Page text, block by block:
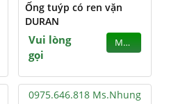
Ống tuýp có ren vặn
DURAN
Vui lòng
gọi
MUA
0975.646.818 Ms.Nhung